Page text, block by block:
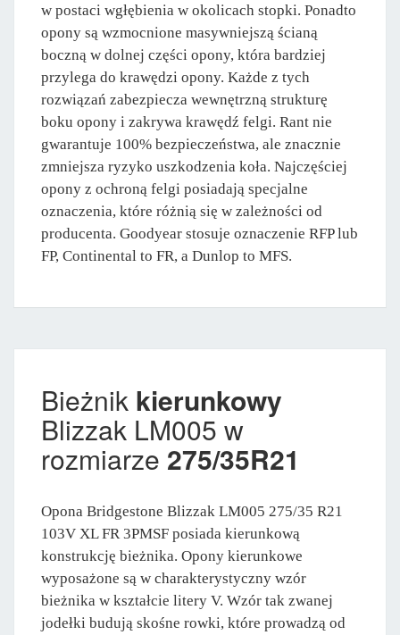
w postaci wgłębienia w okolicach stopki. Ponadto
opony są wzmocnione masywniejszą ścianą
boczną w dolnej części opony, która bardziej
przylega do krawędzi opony. Każde z tych
rozwiązań zabezpiecza wewnętrzną strukturę
boku opony i zakrywa krawędź felgi. Rant nie
gwarantuje 100% bezpieczeństwa, ale znacznie
zmniejsza ryzyko uszkodzenia koła. Najczęściej
opony z ochroną felgi posiadają specjalne
oznaczenia, które różnią się w zależności od
producenta. Goodyear stosuje oznaczenie RFP lub
FP, Continental to FR, a Dunlop to MFS.
Bieżnik kierunkowy
Blizzak LM005 w
rozmiarze 275/35R21
Opona Bridgestone Blizzak LM005 275/35 R21
103V XL FR 3PMSF posiada kierunkową
konstrukcję bieżnika. Opony kierunkowe
wyposażone są w charakterystyczny wzór
bieżnika w kształcie litery V. Wzór tak zwanej
jodełki budują skośne rowki, które prowadzą od